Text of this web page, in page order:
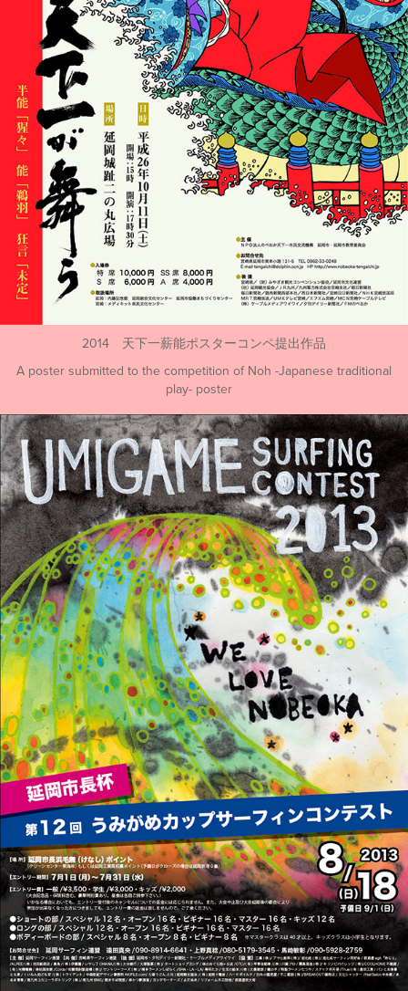
2014 天下一薪能ポスターコンペ提出作品
A poster submitted to the competition of Noh -Japanese traditional
play- poster